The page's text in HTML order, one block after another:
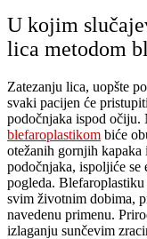
U kojim
lica metodom
Zatezanju lica, uopšte
svaki pacijen će
podočnjaka ispod očiju.
blefaroplastikom biće
otežanih gornjih
podočnjaka, ispoljiće se
pogleda.
svim životnim dobima,
navedenu primenu.
izlaganju sunčevim